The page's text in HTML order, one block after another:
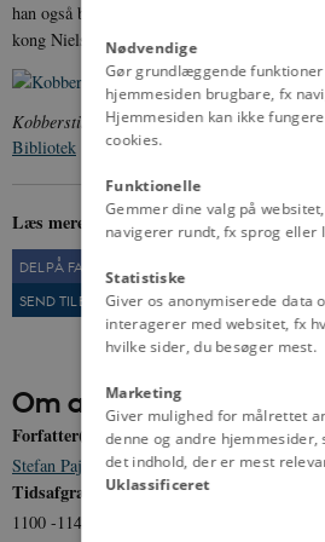
han også begravet. Hans død betød, at
kong Niels' og Erik Emunes slægt atter
Kobberstik af Erik Lam fra perioden ca.
Bibliotek
Læs mere om Erik Lam på
DEL PÅ FACEBOOK
SEND TIL EN VEN
Om artiklen
Forfatter(e)
Stefan Pajung
Tidsafgrænsning
1100 -1146
Nødvendige
Gør grundlæggende
hjemmesiden brugbare, fx
Hjemmesiden kan ikke
cookies.
Funktionelle
Gemmer dine valg på
navigerer rundt, fx sprog eller
Statistiske
Giver os anonymiserede data
interagerer med websitet, fx
hvilke sider, du besøger mest.
Marketing
Giver mulighed for målrettet
denne og andre hjemmesider,
det indhold, der er mest
Uklassificeret